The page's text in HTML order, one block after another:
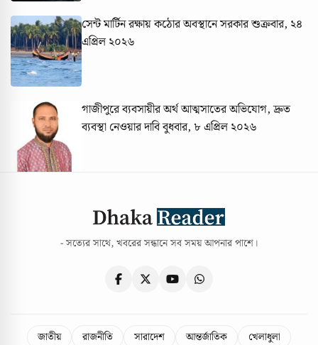
সেন্ট মার্টিন রক্ষায় কঠোর অবস্থানে সরকারশুক্রবার, ২৪
এপ্রিল ২০২৬
গাজীপুরে ব্যবসায়ীর অর্থ আত্মসাতের অভিযোগ, দ্রুত
ব্যবস্থা নেওয়ার দাবিবুধবার, ৮ এপ্রিল ২০২৬
- সত্যের সাথে, খবরের সন্ধানে সব সময় আপনার পাশে।
জাতীয় রাজনীতি সারাদেশ আন্তর্জাতিক খেলাধুলা